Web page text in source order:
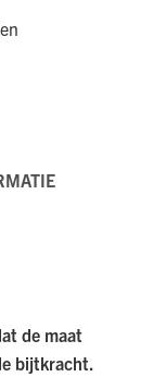
de maat
bijtkracht.